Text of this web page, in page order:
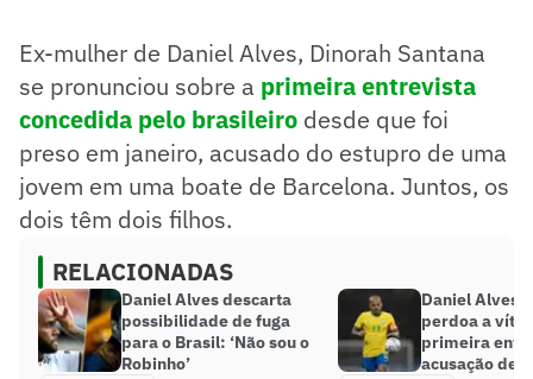
Ex-mulher de Daniel Alves, Dinorah Santana
se pronunciou sobre a primeira entrevista
concedida pelo brasileiro desde que foi
preso em janeiro, acusado do estupro de uma
jovem em uma boate de Barcelona. Juntos, os
dois têm dois filhos.
RELACIONADAS
Daniel Alves descarta
possibilidade de fuga
para o Brasil: ‘Não sou o
Robinho’
Daniel Alves
perdoa a
primeira
acusação de